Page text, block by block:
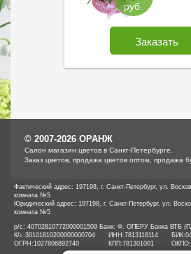
руб.
Заказать
© 2007-2026 ОРАНЖ
Cалон магазин цветов в Санкт-Петербурге.
Заказ цветов, продажа цветов оптом, продажа
Фактический адрес: 197198, г. Санкт-Петербург, ул.
комната №5
Юридический адрес: 197198, г. Санкт-Петербург, ул.
комната №5
р/с: 40702810772000001509 Банк: Ф. ОПЕРУ Банка ВТБ
К/с:30101810200000000704 ИНН:7813118114 БИК:
ОГРН: 1027806892740 КПП:781301001 ОКПО: